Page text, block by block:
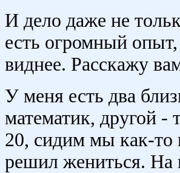
И дело даже не
есть огромный
виднее. Расскажу
У меня есть два
математик, другой -
20, сидим мы как-то
решил жениться. На